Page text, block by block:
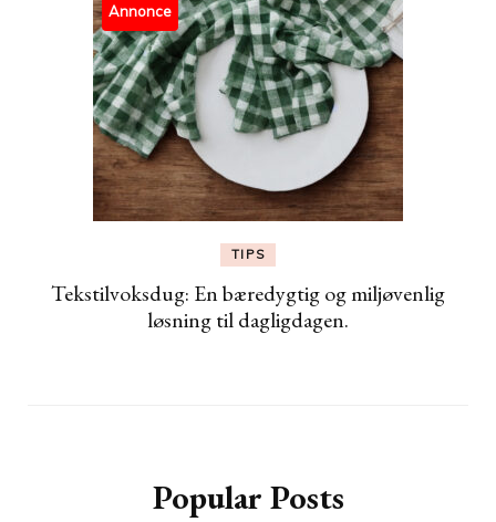
Annonce
TIPS
Tekstilvoksdug: En bæredygtig og miljøvenlig
løsning til dagligdagen.
Popular Posts